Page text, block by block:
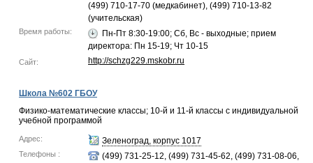
(499) 710-17-70 (медкабинет), (499) 710-13-82
(учительская)
Время работы:
Пн-Пт 8:30-19:00; Сб, Вс - выходные; прием
директора: Пн 15-19; Чт 10-15
Сайт: http://schzg229.mskobr.ru
Школа №602 ГБОУ
Физико-математические классы; 10-й и 11-й классы с индивидуальной
учебной программой
Адрес: Зеленоград, корпус 1017
Телефоны :
(499) 731-25-12, (499) 731-45-62, (499) 731-08-06,